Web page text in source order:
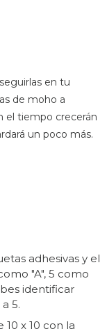
en tu
de moho a
el tiempo crecerán
un poco más.
adhesivas y el
"A", 5 como
identificar
5.
x 10 con la